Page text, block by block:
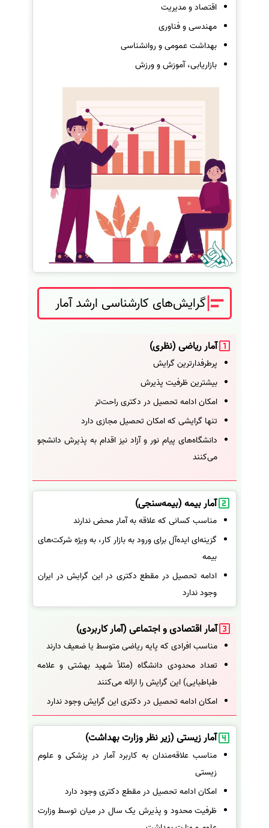
اقتصاد و مدیریت
مهندسی و فناوری
بهداشت عمومی و روانشناسی
بازاریابی، آموزش و ورزش
گرایش‌های کارشناسی ارشد آمار
آمار ریاضی (نظری)
پرطرفدارترین گرایش
بیشترین ظرفیت پذیرش
امکان ادامه تحصیل در دکتری راحت‌تر
تنها گرایشی که امکان تحصیل مجازی دارد
دانشگاه‌های پیام نور و آزاد نیز اقدام به پذیرش دانشجو
می‌کنند
آمار بیمه (بیمه‌سنجی)
مناسب کسانی که علاقه به آمار محض ندارند
گزینه‌ای ایده‌آل برای ورود به بازار کار، به ویژه شرکت‌های
بیمه
ادامه تحصیل در مقطع دکتری در این گرایش در ایران
وجود ندارد
آمار اقتصادی و اجتماعی (آمار کاربردی)
مناسب افرادی که پایه ریاضی متوسط یا ضعیف دارند
تعداد محدودی دانشگاه (مثلاً شهید بهشتی و علامه
طباطبایی) این گرایش را ارائه می‌کنند
امکان ادامه تحصیل در دکتری این گرایش وجود ندارد
آمار زیستی (زیر نظر وزارت بهداشت)
مناسب علاقه‌مندان به کاربرد آمار در پزشکی و علوم
زیستی
امکان ادامه تحصیل در مقطع دکتری وجود دارد
ظرفیت محدود و پذیرش یک سال در میان توسط وزارت